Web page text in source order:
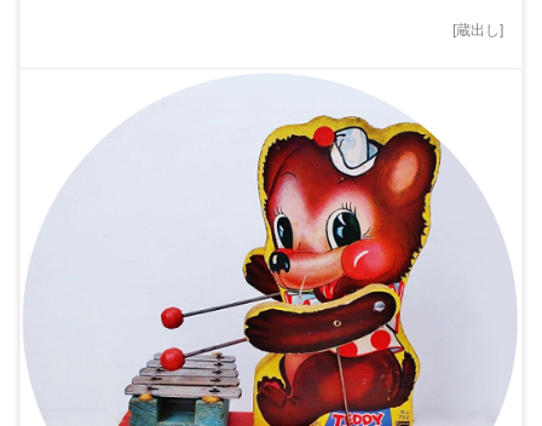
[蔵出し]